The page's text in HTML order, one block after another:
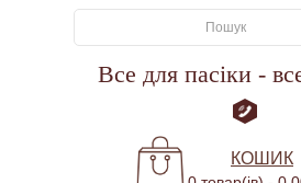
Все для пасіки -
КОШИК